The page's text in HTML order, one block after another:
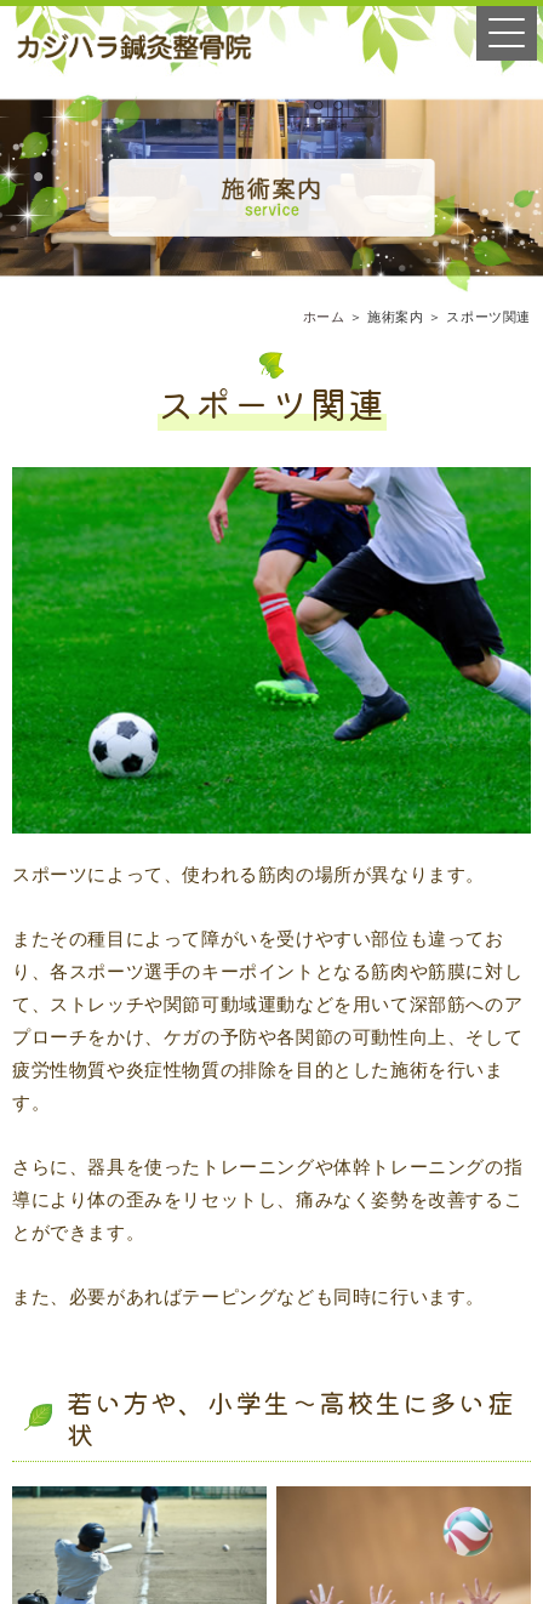
ホーム ＞ 施術案内 ＞ スポーツ関連
スポーツ関連
スポーツによって、使われる筋肉の場所が異なります。
またその種目によって障がいを受けやすい部位も違ってお
り、各スポーツ選手のキーポイントとなる筋肉や筋膜に対し
て、ストレッチや関節可動域運動などを用いて深部筋へのア
プローチをかけ、ケガの予防や各関節の可動性向上、そして
疲労性物質や炎症性物質の排除を目的とした施術を行いま
す。
さらに、器具を使ったトレーニングや体幹トレーニングの指
導により体の歪みをリセットし、痛みなく姿勢を改善するこ
とができます。
また、必要があればテーピングなども同時に行います。
若い方や、小学生～高校生に多い症
状